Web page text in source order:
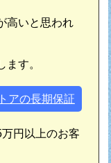
高いと思われ
す。
アの長期保証
円以上のお客